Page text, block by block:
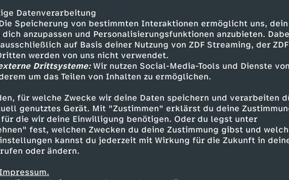
Datenverarbeitung
Speicherung von bestimmten Interaktionen ermöglicht uns,
dich anzupassen und Personalisierungsfunktionen anzubieten.
auf Basis deiner Nutzung von ZDF Streaming, der
werden von uns nicht verwendet.
Drittsysteme:Wir nutzen Social-Media-Tools und Dienste
um das Teilen von Inhalten zu ermöglichen.
für welche Zwecke wir deine Daten speichern und verarbeiten
genutztes Gerät. Mit "Zustimmen" erklärst du deine
die wir deine Einwilligung benötigen. Oder du legst unter
fest, welchen Zwecken du deine Zustimmung gibst und
kannst du jederzeit mit Wirkung für die Zukunft in
oder ändern.
Inhalte entdecken
Livestream informativ #OnThisDay